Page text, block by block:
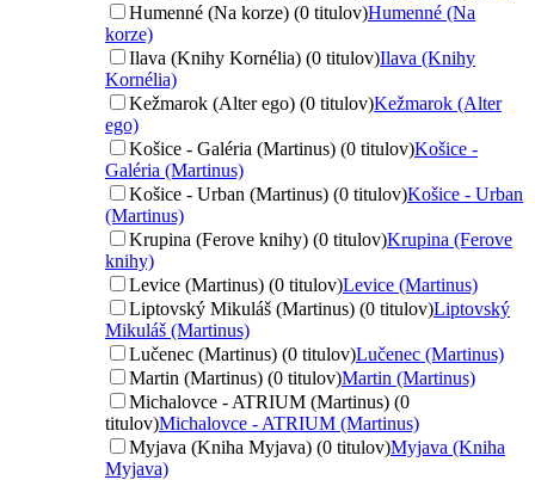
Humenné (Na korze) (0 titulov)Humenné (Na
korze)
Ilava (Knihy Kornélia) (0 titulov)Ilava (Knihy
Kornélia)
Kežmarok (Alter ego) (0 titulov)Kežmarok (Alter
ego)
Košice - Galéria (Martinus) (0 titulov)Košice -
Galéria (Martinus)
Košice - Urban (Martinus) (0 titulov)Košice - Urban
(Martinus)
Krupina (Ferove knihy) (0 titulov)Krupina (Ferove
knihy)
Levice (Martinus) (0 titulov)Levice (Martinus)
Liptovský Mikuláš (Martinus) (0 titulov)Liptovský
Mikuláš (Martinus)
Lučenec (Martinus) (0 titulov)Lučenec (Martinus)
Martin (Martinus) (0 titulov)Martin (Martinus)
Michalovce - ATRIUM (Martinus) (0
titulov)Michalovce - ATRIUM (Martinus)
Myjava (Kniha Myjava) (0 titulov)Myjava (Kniha
Myjava)